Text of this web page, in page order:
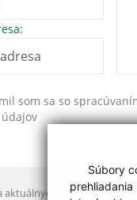
Súbory
som sa so
aktuálnych informácií s